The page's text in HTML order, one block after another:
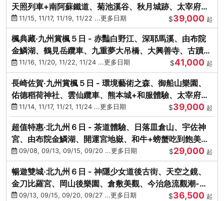
天照列車+南阿蘇鐵道、菊池溪谷、秋月城跡、太宰府天
滿宮、竈門神社
11/15, 11/17, 11/19, 11/22 ...更多日期 $39,000 起
楓典藏‧九州賞楓５日 - 赤豔白野江、深耶馬溪、由布院
金鱗湖、鶴見岳纜車、九重夢大吊橋、大興善寺、古蹟河
豚+和牛饗宴
11/16, 11/20, 11/22, 11/24 ...更多日期 $41,000 起
長崎佐賀‧九州賞楓５日 - 環境藝術之森、御船山樂園、
佑德稻荷神社、雲仙纜車、熊本城+和服體驗、太宰府天
滿宮、光明禪寺
11/14, 11/17, 11/21, 11/24 ...更多日期 $39,000 起
超值特惠‧北九州６日 - 茶道體驗、日落皿倉山、宇佐神
宮、由布院金鱗湖、開運宮地嶽、和牛+螃蟹吃到飽美
饌-台中出發
09/08, 09/13, 09/15, 09/20 ...更多日期 $29,000 起
暢遊雙城‧北九州６日 - 神隱少女道後古街、天空之鏡、
金刀比羅宮、岡山後樂園、倉敷美觀、今治急流觀潮-台
中出發
09/13, 09/15, 09/20, 09/27 ...更多日期 $36,500 起